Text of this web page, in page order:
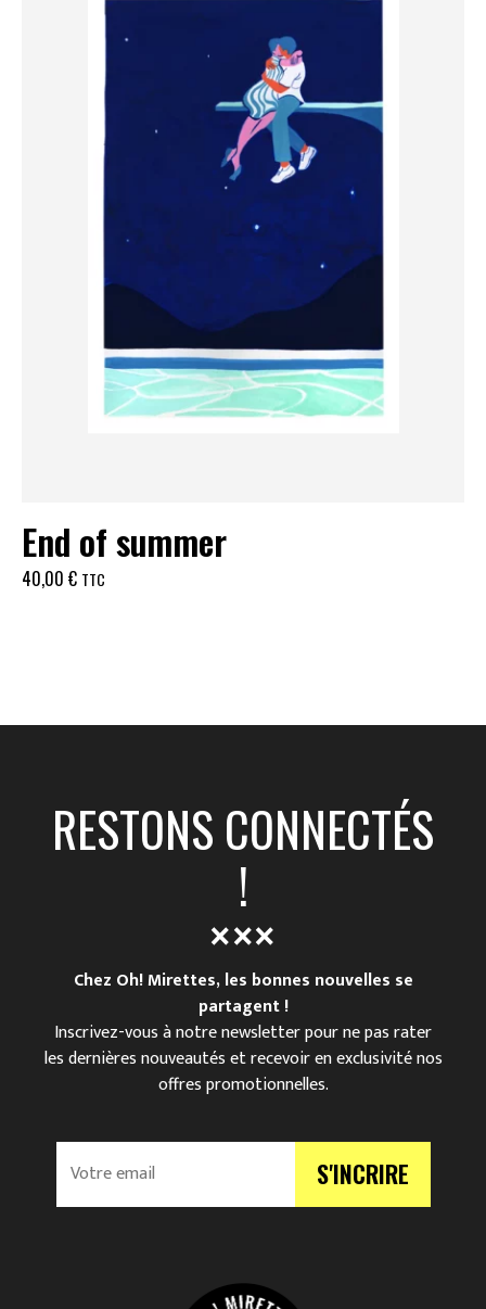
End of summer
40,00 € TTC
RESTONS CONNECTÉS
!
Chez Oh! Mirettes, les bonnes nouvelles se
partagent !
Inscrivez-vous à notre newsletter pour ne pas rater
les dernières nouveautés et recevoir en exclusivité nos
offres promotionnelles.
V
r
S'INCRIRE